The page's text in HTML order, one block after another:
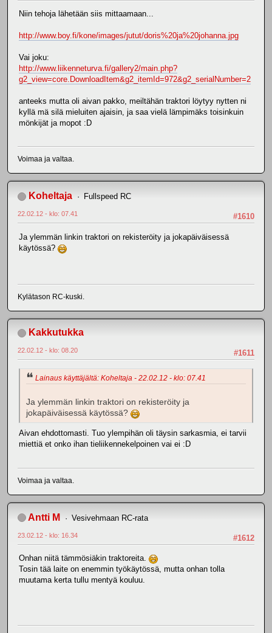
Niin tehoja lähetään siis mittaamaan...
http://www.boy.fi/kone/images/jutut/doris%20ja%20johanna.jpg
Vai joku:
http://www.liikenneturva.fi/gallery2/main.php?
g2_view=core.DownloadItem&g2_itemId=972&g2_serialNumber=2
anteeks mutta oli aivan pakko, meiltähän traktori löytyy nytten ni
kyllä mä silä mieluiten ajaisin, ja saa vielä lämpimäks toisinkuin
mönkijät ja mopot :D
Voimaa ja valtaa.
Koheltaja Fullspeed RC
#1610
22.02.12 - klo: 07.41
Ja ylemmän linkin traktori on rekisteröity ja jokapäiväisessä
käytössä?
Kylätason RC-kuski.
Kakkutukka
#1611
22.02.12 - klo: 08.20
Lainaus käyttäjältä: Koheltaja - 22.02.12 - klo: 07.41
Ja ylemmän linkin traktori on rekisteröity ja
jokapäiväisessä käytössä?
Aivan ehdottomasti. Tuo ylempihän oli täysin sarkasmia, ei tarvii
miettiä et onko ihan tieliikennekelpoinen vai ei :D
Voimaa ja valtaa.
Antti M Vesivehmaan RC-rata
#1612
23.02.12 - klo: 16.34
Onhan niitä tämmösiäkin traktoreita.
Tosin tää laite on enemmin työkäytössä, mutta onhan tolla
muutama kerta tullu mentyä kouluu.